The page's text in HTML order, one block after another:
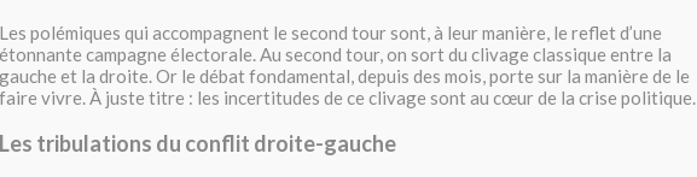
Les polémiques qui accompagnent le second tour sont, à leur manière, le reflet d’une
étonnante campagne électorale. Au second tour, on sort du clivage classique entre la
gauche et la droite. Or le débat fondamental, depuis des mois, porte sur la manière de le
faire vivre. À juste titre : les incertitudes de ce clivage sont au cœur de la crise politique.
Les tribulations du conflit droite-gauche